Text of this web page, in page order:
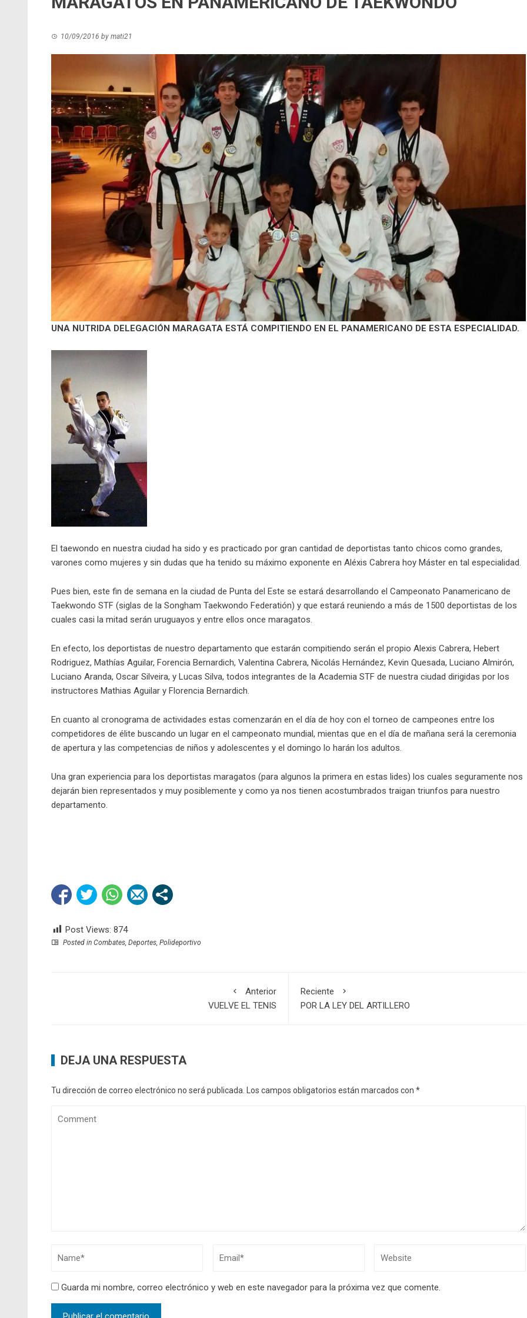
10/09/2016 by mati21
UNA NUTRIDA DELEGACIÓN MARAGATA ESTÁ COMPITIENDO EN EL PANAMERICANO DE ESTA ESPECIALIDAD.
El taewondo en nuestra ciudad ha sido y es practicado por gran cantidad de deportistas tanto chicos como grandes,
varones como mujeres y sin dudas que ha tenido su máximo exponente en Aléxis Cabrera hoy Máster en tal especialidad.
Pues bien, este fin de semana en la ciudad de Punta del Este se estará desarrollando el Campeonato Panamericano de
Taekwondo STF (siglas de la Songham Taekwondo Federatión) y que estará reuniendo a más de 1500 deportistas de los
cuales casi la mitad serán uruguayos y entre ellos once maragatos.
En efecto, los deportistas de nuestro departamento que estarán compitiendo serán el propio Alexis Cabrera, Hebert
Rodriguez, Mathías Aguilar, Forencia Bernardich, Valentina Cabrera, Nicolás Hernández, Kevin Quesada, Luciano Almirón,
Luciano Aranda, Oscar Silveira, y Lucas Silva, todos integrantes de la Academia STF de nuestra ciudad dirigidas por los
instructores Mathias Aguilar y Florencia Bernardich.
En cuanto al cronograma de actividades estas comenzarán en el día de hoy con el torneo de campeones entre los
competidores de élite buscando un lugar en el campeonato mundial, mientas que en el día de mañana será la ceremonia
de apertura y las competencias de niños y adolescentes y el domingo lo harán los adultos.
Una gran experiencia para los deportistas maragatos (para algunos la primera en estas lides) los cuales seguramente nos
dejarán bien representados y muy posiblemente y como ya nos tienen acostumbrados traigan triunfos para nuestro
departamento.
Post Views: 874
Posted in Combates, Deportes, Polideportivo
Anterior
VUELVE EL TENIS
Reciente
POR LA LEY DEL ARTILLERO
DEJA UNA RESPUESTA
Tu dirección de correo electrónico no será publicada. Los campos obligatorios están marcados con *
Guarda mi nombre, correo electrónico y web en este navegador para la próxima vez que comente.